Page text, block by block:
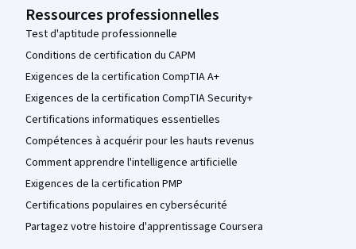
Ressources professionnelles
Test d'aptitude professionnelle
Conditions de certification du CAPM
Exigences de la certification CompTIA A+
Exigences de la certification CompTIA Security+
Certifications informatiques essentielles
Compétences à acquérir pour les hauts revenus
Comment apprendre l'intelligence artificielle
Exigences de la certification PMP
Certifications populaires en cybersécurité
Partagez votre histoire d'apprentissage Coursera